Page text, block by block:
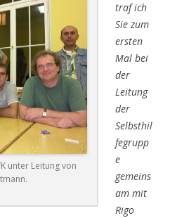
unter Leitung von
traf ich
Sie zum
ersten
Mal bei
der
Leitung
der
Selbsthil
fegrupp
e
gemeins
am mit
Rigo